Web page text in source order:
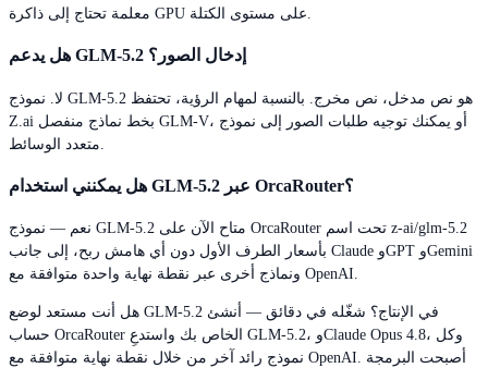
هل يدعم GLM-5.2 إدخال الصور؟
لا. نموذج GLM-5.2 هو نص مدخل، نص مخرج. بالنسبة لمهام الرؤية، تحتفظ
Z.ai بخط نماذج منفصل GLM-V، أو يمكنك توجيه طلبات الصور إلى نموذج
هل يمكنني استخدام GLM-5.2 عبر OrcaRouter؟
نعم — نموذج GLM-5.2 متاح الآن على OrcaRouter تحت اسم z-ai/glm-5.2
بأسعار الطرف الأول دون أي هامش ربح، إلى جانب Claude وGPT وGemini
ونماذج أخرى عبر نقطة نهاية واحدة متوافقة مع OpenAI.
هل أنت مستعد لوضع GLM-5.2 في الإنتاج؟ شغّله في دقائق — أنشئ
حساب OrcaRouter الخاص بك واستدعِ GLM-5.2، وClaude Opus 4.8، وكل
نموذج رائد آخر من خلال نقطة نهاية متوافقة مع OpenAI. أصبحت البرمجة